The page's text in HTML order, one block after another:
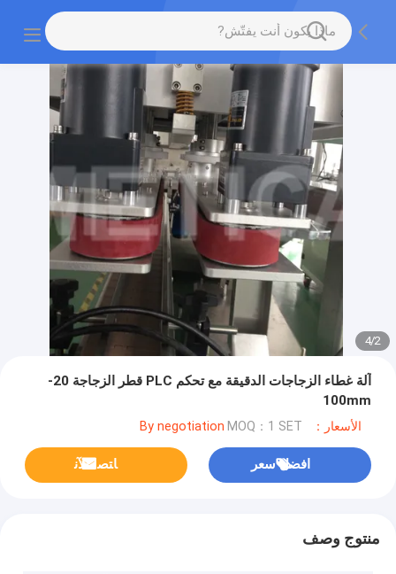
2
/
4
آلة غطاء الزجاجات الدقيقة مع تحكم PLC قطر الزجاجة 20-
100mm
الأسعار：By negotiation MOQ：1 SET
افضل سعر ﺎﺘﺼﻟ ﺍﻶﻧ
منتوج وصف